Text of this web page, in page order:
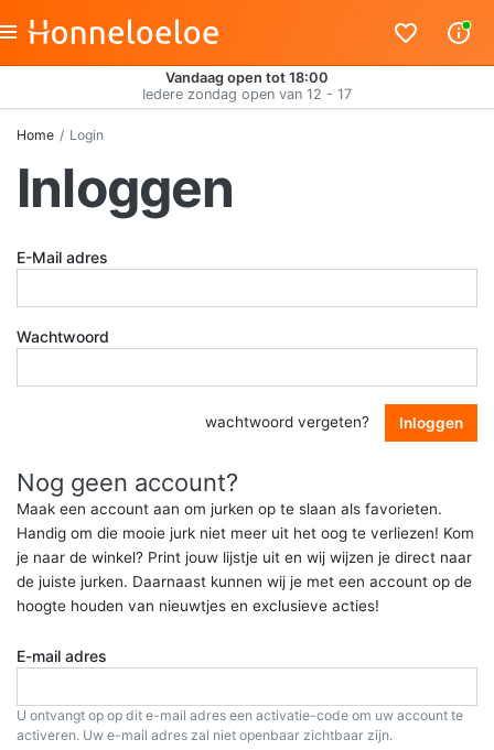
Vandaag open tot 18:00
Iedere zondag open van 12 - 17
Home Login
Inloggen
E-Mail adres
Wachtwoord
wachtwoord vergeten? Inloggen
Nog geen account?
Maak een account aan om jurken op te slaan als favorieten.
Handig om die mooie jurk niet meer uit het oog te verliezen! Kom
je naar de winkel? Print jouw lijstje uit en wij wijzen je direct naar
de juiste jurken. Daarnaast kunnen wij je met een account op de
hoogte houden van nieuwtjes en exclusieve acties!
E-mail adres
U ontvangt op op dit e-mail adres een activatie-code om uw account te
activeren. Uw e-mail adres zal niet openbaar zichtbaar zijn.